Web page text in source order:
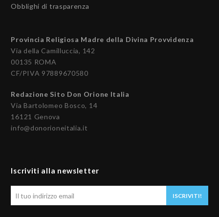
Obblighi di trasparenza
Provincia Religiosa Madre della Divina Provvidenza
Via della Camilluccia, 142
00135 ROMA
CF/PIVA 97889670580
Redazione Sito Don Orione Italia
Via Bartolomeo Bosco, 14
16121 Genova
info@donorioneitalia.it
Iscriviti alla newsletter
ISCRIVITI!